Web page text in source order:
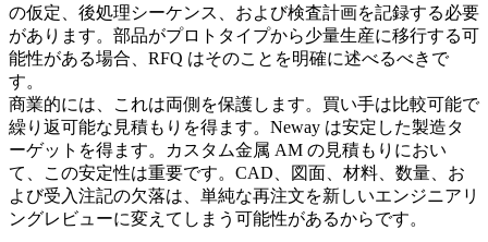
の仮定、後処理シーケンス、および検査計画を記録する必要
があります。部品がプロトタイプから少量生産に移行する可
能性がある場合、RFQ はそのことを明確に述べるべきで
す。
商業的には、これは両側を保護します。買い手は比較可能で
繰り返可能な見積もりを得ます。Neway は安定した製造タ
ーゲットを得ます。カスタム金属 AM の見積もりにおい
て、この安定性は重要です。CAD、図面、材料、数量、お
よび受入注記の欠落は、単純な再注文を新しいエンジニアリ
ングレビューに変えてしまう可能性があるからです。